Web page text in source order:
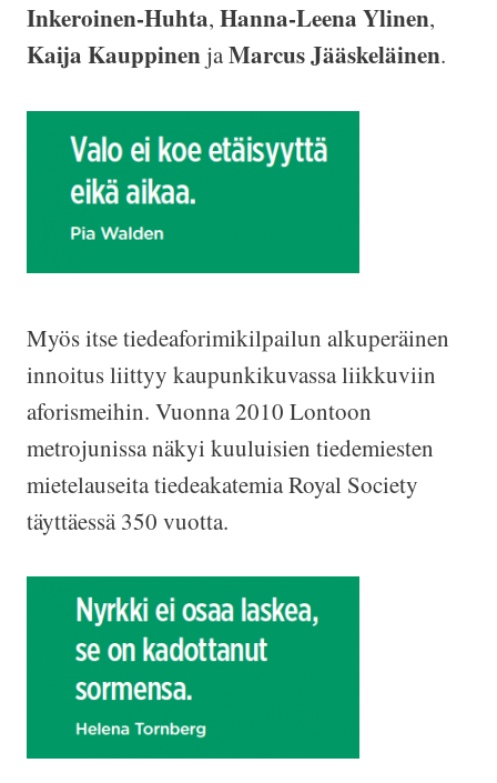
Inkeroinen-Huhta, Hanna-Leena Ylinen,
Kaija Kauppinen jaMarcus Jääskeläinen.
Myös itse tiedeaforimikilpailun alkuperäinen
innoitus liittyy kaupunkikuvassa liikkuviin
aforismeihin. Vuonna 2010 Lontoon
metrojunissa näkyi kuuluisien tiedemiesten
mietelauseita tiedeakatemia Royal Society
täyttäessä 350 vuotta.